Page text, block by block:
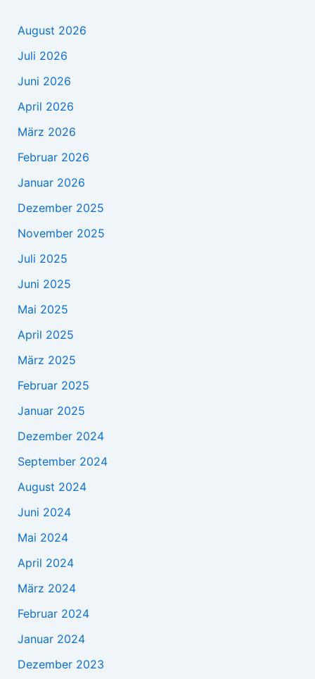
August 2026
Juli 2026
Juni 2026
April 2026
März 2026
Februar 2026
Januar 2026
Dezember 2025
November 2025
Juli 2025
Juni 2025
Mai 2025
April 2025
März 2025
Februar 2025
Januar 2025
Dezember 2024
September 2024
August 2024
Juni 2024
Mai 2024
April 2024
März 2024
Februar 2024
Januar 2024
Dezember 2023